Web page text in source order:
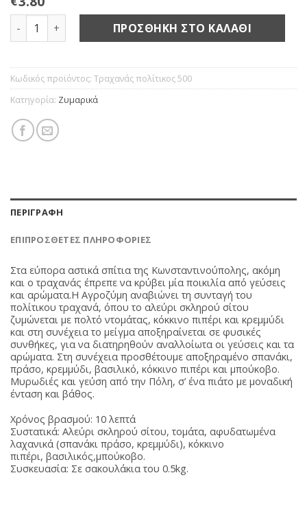
Τραχανάς πολίτικος 500γρ ποσότητα
ΠΡΟΣΘΉΚΗ ΣΤΟ ΚΑΛΆΘΙ
Κωδικός προϊόντος: Τραχανάς πολίτικος 500
Κατηγορία: Ζυμαρικά
ΠΕΡΙΓΡΑΦΉ
ΕΠΙΠΡΌΣΘΕΤΕΣ ΠΛΗΡΟΦΟΡΊΕΣ
Στα εύπορα αστικά σπίτια της Κωνσταντινούπολης, ακόμη
και ο τραχανάς έπρεπε να κρύβει μία ποικιλία από γεύσεις
και αρώματα.Η Αγροζύμη αναβιώνει τη συνταγή του
πολίτικου τραχανά, όπου το αλεύρι σκληρού σίτου
ζυμώνεται με πολτό ντομάτας, κόκκινο πιπέρι και κρεμμύδι
και στη συνέχεια το μείγμα αποξηραίνεται σε φυσικές
συνθήκες, για να διατηρηθούν αναλλοίωτα οι γεύσεις και τα
αρώματα. Στη συνέχεια προσθέτουμε αποξηραμένο σπανάκι,
πράσο, κρεμμύδι, βασιλικό, κόκκινο πιπέρι και μπούκοβο.
Μυρωδιές και γεύση από την Πόλη, σ’ ένα πιάτο με μοναδική
ένταση και βάθος.
Χρόνος βρασμού: 10 λεπτά
Συστατικά: Αλεύρι σκληρού σίτου, τομάτα, αφυδατωμένα
λαχανικά (σπανάκι πράσο, κρεμμύδι), κόκκινο
πιπέρι, βασιλικός,μπούκοβο.
Συσκευασία: Σε σακουλάκια του 0.5kg.